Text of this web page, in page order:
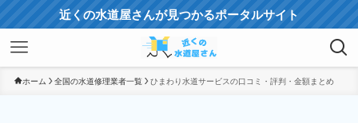
近くの水道屋さんが見つかるポータルサイト
ホーム 全国の水道修理業者一覧 ひまわり水道サービスの口コミ・評判・金額まとめ